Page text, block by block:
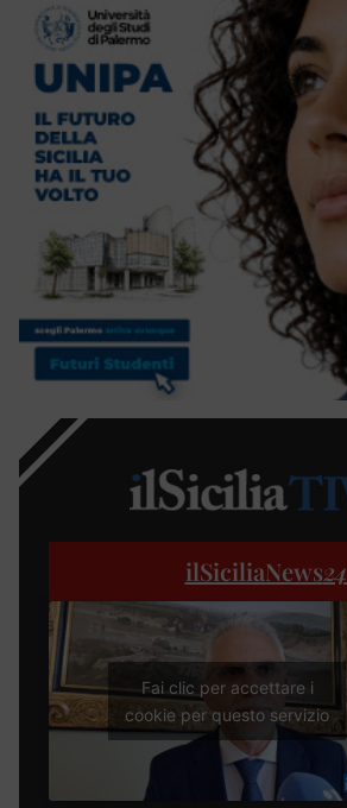
ilSiciliaNews24
Fai clic per accettare i
cookie per questo servizio